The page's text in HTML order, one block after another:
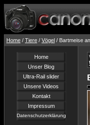
Home / Tiere / Vögel / Bartmeise
Home
Unser Blog
Ultra-Rail slider
Unsere Videos
Kontakt
Impressum
Datenschutzerklärung